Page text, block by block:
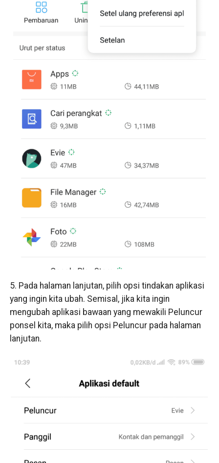
5. Pada halaman lanjutan, pilih opsi tindakan aplikasi
yang ingin kita ubah. Semisal, jika kita ingin
mengubah aplikasi bawaan yang mewakili Peluncur
ponsel kita, maka pilih opsi Peluncur pada halaman
lanjutan.